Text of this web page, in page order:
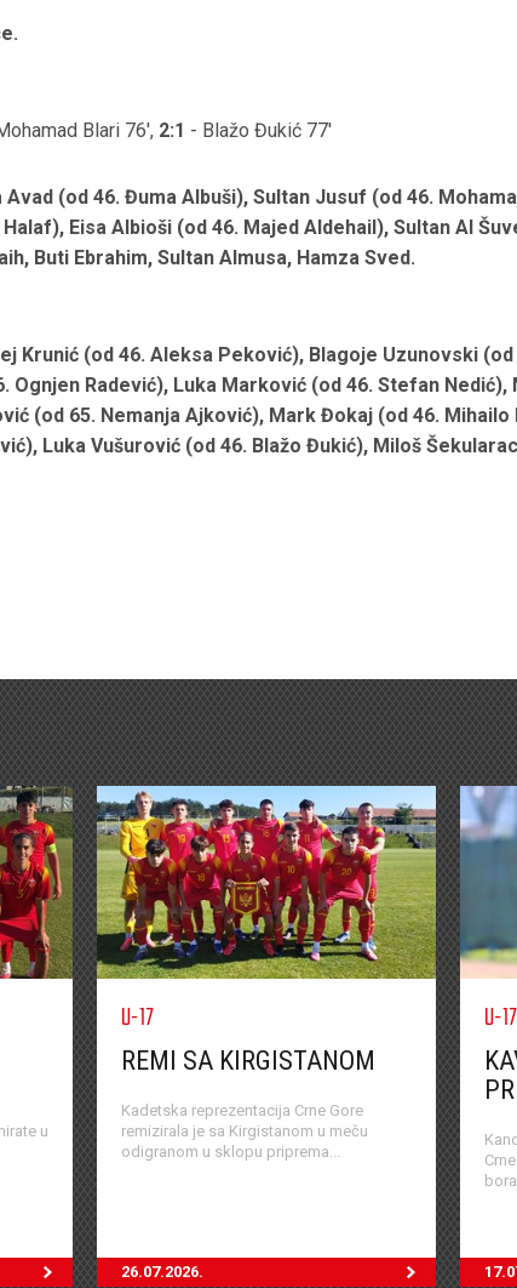
Blari 76', 2:1 - Blažo Đukić 77'
Avad (od 46. Đuma Albuši), Sultan Jusuf (od 46.
Eisa Albioši (od 46. Majed Aldehail), Sultan Al
Buti Ebrahim, Sultan Almusa, Hamza Sved.
Krunić (od 46. Aleksa Peković), Blagoje Uzunovski
Ognjen Radević), Luka Marković (od 46. Stefan Nedić),
(od 65. Nemanja Ajković), Mark Đokaj (od 46. Mihailo
Luka Vušurović (od 46. Blažo Đukić), Miloš
u
U-17
REMI SA KIRGISTANOM
Kadetska reprezentacija Crne Gore
remizirala je sa Kirgistanom u meču
odigranom u sklopu priprema...
26.07.2026.
U-17